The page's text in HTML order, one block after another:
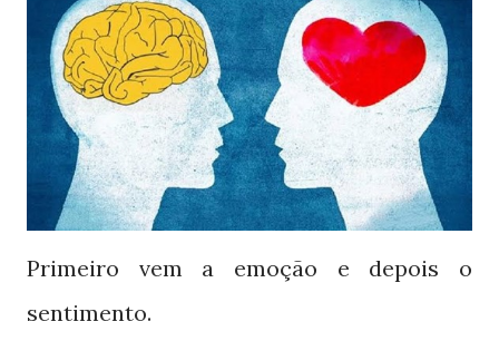
Primeiro vem a emoção e depois o
sentimento.